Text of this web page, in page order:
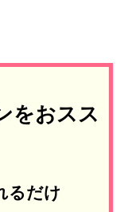
をおスス
るだけ